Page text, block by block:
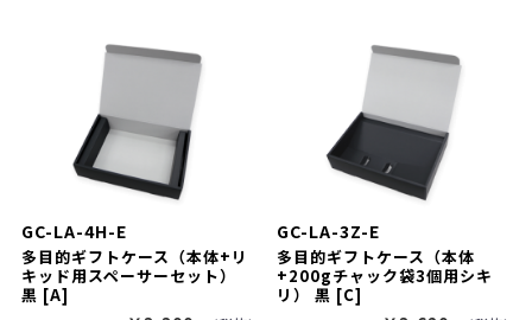
GC-LA-4H-E
多目的ギフトケース（本体+リ
キッド用スペーサーセット）
黒 [A]
GC-LA-3Z-E
多目的ギフトケース（本体
+200gチャック袋3個用シキ
リ） 黒 [C]